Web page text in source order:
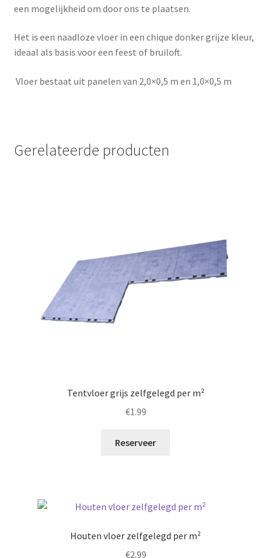
een mogelijkheid om door ons te plaatsen.
Het is een naadloze vloer in een chique donker grijze kleur,
ideaal als basis voor een feest of bruiloft.
Vloer bestaat uit panelen van 2,0×0,5 m en 1,0×0,5 m
Gerelateerde producten
Tentvloer grijs zelfgelegd per m²
€1.99
Reserveer
Houten vloer zelfgelegd per m²
€2.99